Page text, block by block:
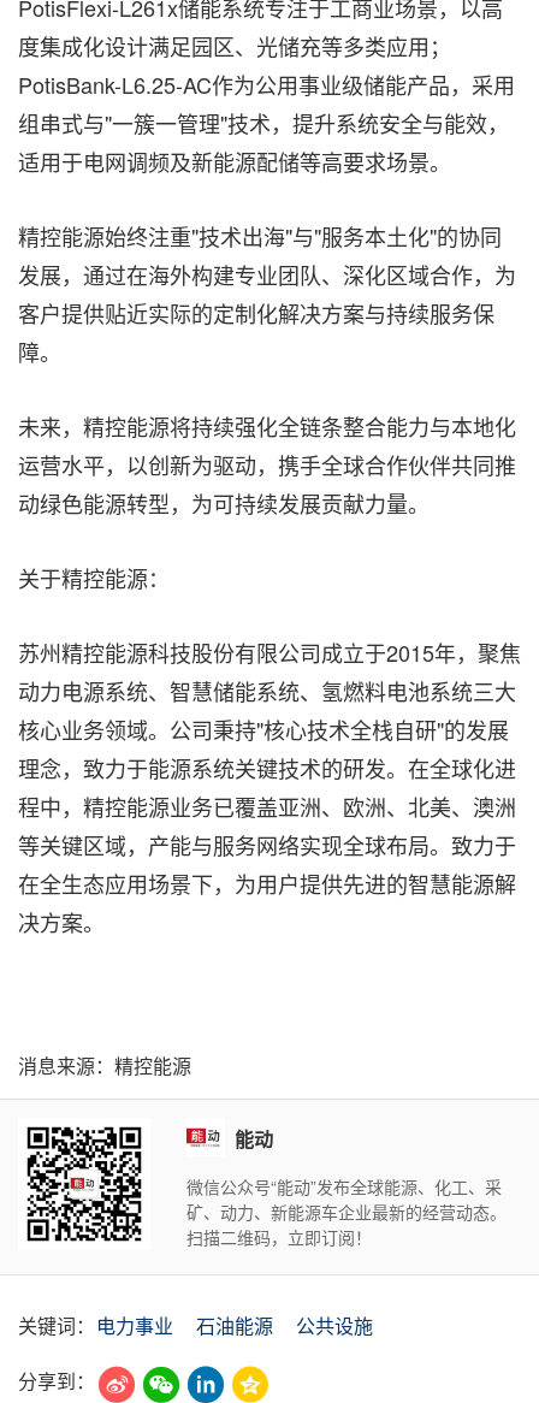
PotisFlexi-L261x储能系统专注于工商业场景，以高
度集成化设计满足园区、光储充等多类应用；
PotisBank-L6.25-AC作为公用事业级储能产品，采用
组串式与"一簇一管理"技术，提升系统安全与能效，
适用于电网调频及新能源配储等高要求场景。
精控能源始终注重"技术出海"与"服务本土化"的协同
发展，通过在海外构建专业团队、深化区域合作，为
客户提供贴近实际的定制化解决方案与持续服务保
障。
未来，精控能源将持续强化全链条整合能力与本地化
运营水平，以创新为驱动，携手全球合作伙伴共同推
动绿色能源转型，为可持续发展贡献力量。
关于精控能源：
苏州精控能源科技股份有限公司成立于2015年，聚焦
动力电源系统、智慧储能系统、氢燃料电池系统三大
核心业务领域。公司秉持"核心技术全栈自研"的发展
理念，致力于能源系统关键技术的研发。在全球化进
程中，精控能源业务已覆盖亚洲、欧洲、北美、澳洲
等关键区域，产能与服务网络实现全球布局。致力于
在全生态应用场景下，为用户提供先进的智慧能源解
决方案。
消息来源：精控能源
能动
微信公众号“能动”发布全球能源、化工、采
矿、动力、新能源车企业最新的经营动态。
扫描二维码，立即订阅！
关键词： 电力事业 石油能源
公共设施
分享到：